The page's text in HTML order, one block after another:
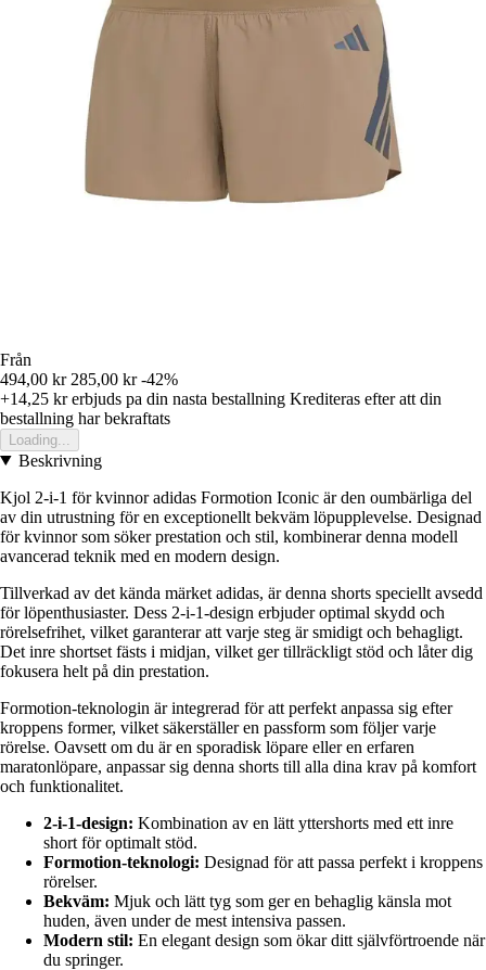
Från
494,00 kr 285,00 kr -42%
+14,25 krerbjuds pa din nasta bestallning Krediteras efter att din
bestallning har bekraftats
Loading...
Beskrivning
Kjol 2-i-1 för kvinnor adidas Formotion Iconic är den oumbärliga del
av din utrustning för en exceptionellt bekväm löpupplevelse. Designad
för kvinnor som söker prestation och stil, kombinerar denna modell
avancerad teknik med en modern design.
Tillverkad av det kända märket adidas, är denna shorts speciellt avsedd
för löpenthusiaster. Dess 2-i-1-design erbjuder optimal skydd och
rörelsefrihet, vilket garanterar att varje steg är smidigt och behagligt.
Det inre shortset fästs i midjan, vilket ger tillräckligt stöd och låter dig
fokusera helt på din prestation.
Formotion-teknologin är integrerad för att perfekt anpassa sig efter
kroppens former, vilket säkerställer en passform som följer varje
rörelse. Oavsett om du är en sporadisk löpare eller en erfaren
maratonlöpare, anpassar sig denna shorts till alla dina krav på komfort
och funktionalitet.
2-i-1-design: Kombination av en lätt yttershorts med ett inre
short för optimalt stöd.
Formotion-teknologi: Designad för att passa perfekt i kroppens
rörelser.
Bekväm: Mjuk och lätt tyg som ger en behaglig känsla mot
huden, även under de mest intensiva passen.
Modern stil: En elegant design som ökar ditt självförtroende när
du springer.